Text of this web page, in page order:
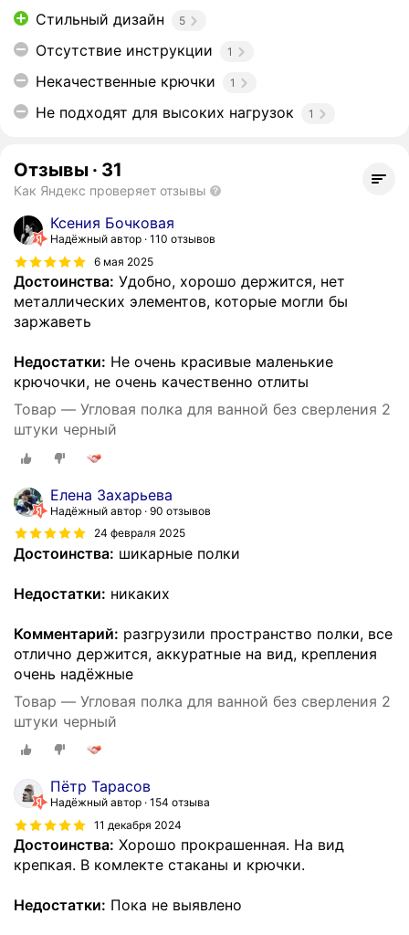
Стильный дизайн 5
Отсутствие инструкции 1
Некачественные крючки 1
Не подходят для высоких нагрузок 1
Отзывы · 31
Как Яндекс проверяет отзывы
Ксения Бочковая
Надёжный автор 110 отзывов
6 мая 2025
Достоинства: Удобно, хорошо держится, нет
металлических элементов, которые могли бы
заржаветь
Недостатки: Не очень красивые маленькие
крючочки, не очень качественно отлиты
Товар — Угловая полка для ванной без сверления 2
штуки черный
Елена Захарьева
Надёжный автор 90 отзывов
24 февраля 2025
Достоинства: шикарные полки
Недостатки: никаких
Комментарий: разгрузили пространство полки, все
отлично держится, аккуратные на вид, крепления
очень надёжные
Товар — Угловая полка для ванной без сверления 2
штуки черный
Пётр Тарасов
Надёжный автор 154 отзыва
11 декабря 2024
Достоинства: Хорошо прокрашенная. На вид
крепкая. В комлекте стаканы и крючки.
Недостатки: Пока не выявлено